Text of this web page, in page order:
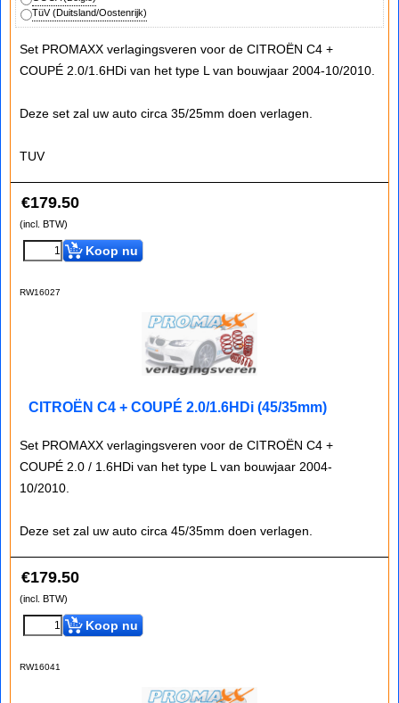
TüV (Duitsland/Oostenrijk)
Set PROMAXX verlagingsveren voor de CITROËN C4 +
COUPÉ 2.0/1.6HDi van het type L van bouwjaar 2004-10/2010.
Deze set zal uw auto circa 35/25mm doen verlagen.
TUV
€179.50
(incl. BTW)
Koop nu
RW16027
CITROËN C4 + COUPÉ 2.0/1.6HDi (45/35mm)
Set PROMAXX verlagingsveren voor de CITROËN C4 +
COUPÉ 2.0 / 1.6HDi van het type L van bouwjaar 2004-
10/2010.
Deze set zal uw auto circa 45/35mm doen verlagen.
€179.50
(incl. BTW)
Koop nu
RW16041